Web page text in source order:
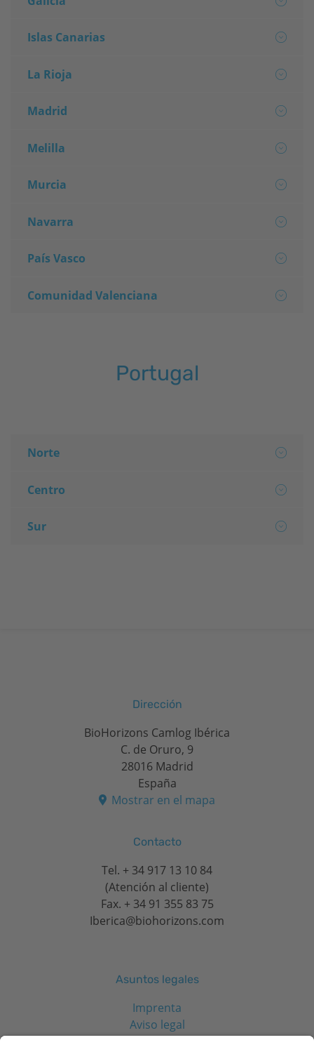
Islas Canarias
La Rioja
Madrid
Melilla
Murcia
Navarra
País Vasco
Comunidad Valenciana
Portugal
Norte
Centro
Sur
Dirección
BioHorizons Camlog Ibérica
C. de Oruro, 9
28016 Madrid
España
Mostrar en el mapa
Contacto
Tel. + 34 917 13 10 84
(Atención al cliente)
Fax. + 34 91 355 83 75
Iberica@biohorizons.com
Asuntos legales
Imprenta
Aviso legal
Aviso de privacidad